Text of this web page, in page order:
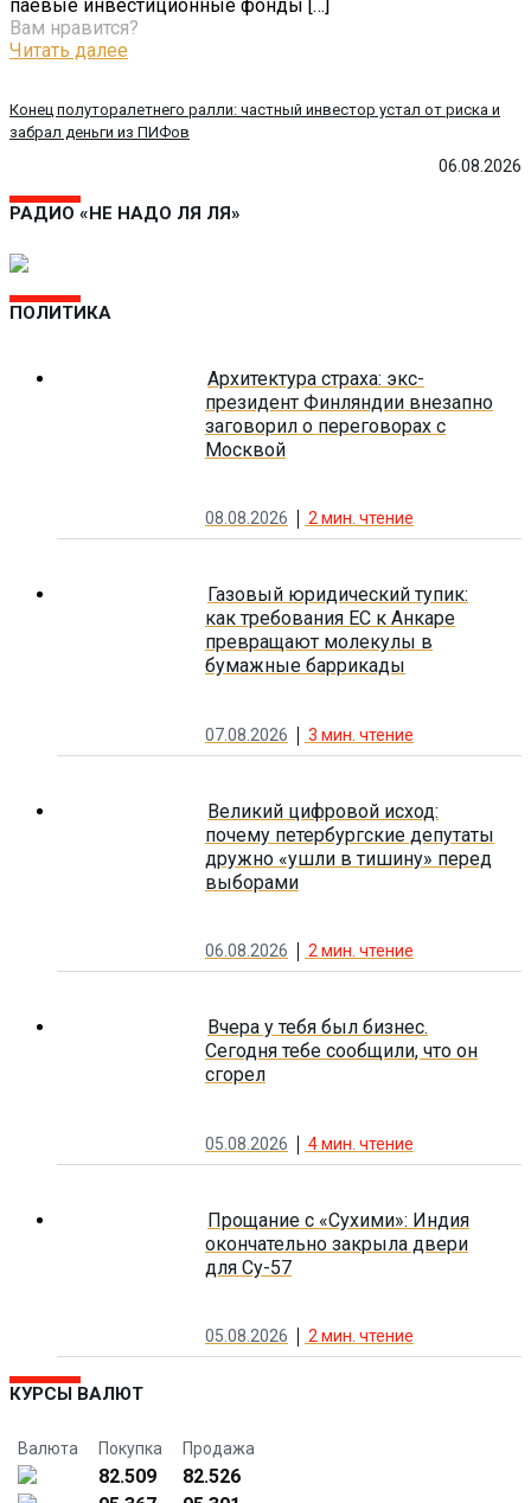
06.08.2026
Конец полуторалетнего ралли: частный инвестор устал от риска и
забрал деньги из ПИФов
паевые инвестиционные фонды […]
Вам нравится?
Читать далее
РАДИО «НЕ НАДО ЛЯ ЛЯ»
ПОЛИТИКА
Архитектура страха: экс-
президент Финляндии внезапно
заговорил о переговорах с
Москвой
08.08.2026 2 мин. чтение
Газовый юридический тупик:
как требования ЕС к Анкаре
превращают молекулы в
бумажные баррикады
07.08.2026 3 мин. чтение
Великий цифровой исход:
почему петербургские депутаты
дружно «ушли в тишину» перед
выборами
06.08.2026 2 мин. чтение
Вчера у тебя был бизнес.
Сегодня тебе сообщили, что он
сгорел
05.08.2026 4мин. чтение
Прощание с «Сухими»: Индия
окончательно закрыла двери
для Су-57
05.08.2026 2мин. чтение
КУРСЫ ВАЛЮТ
Валюта Покупка Продажа
82.509
82.526